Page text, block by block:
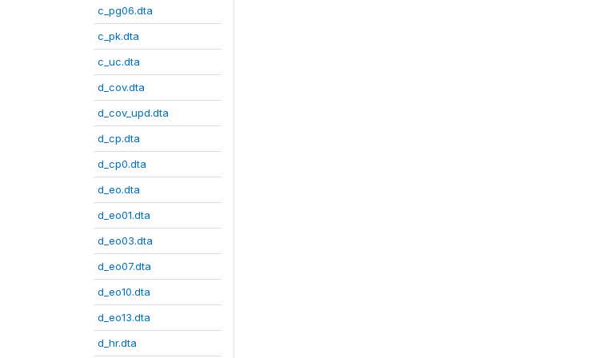
c_pg06.dta
c_pk.dta
c_uc.dta
d_cov.dta
d_cov_upd.dta
d_cp.dta
d_cp0.dta
d_eo.dta
d_eo01.dta
d_eo03.dta
d_eo07.dta
d_eo10.dta
d_eo13.dta
d_hr.dta